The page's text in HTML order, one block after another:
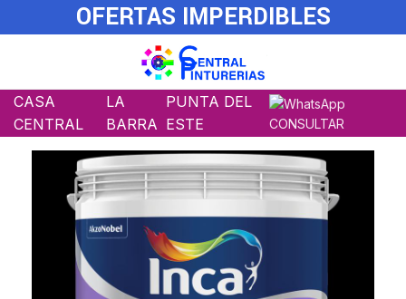
OFERTAS IMPERDIBLES
CASA
CENTRAL
LA
BARRA
PUNTA DEL
ESTE
CONSULTAR